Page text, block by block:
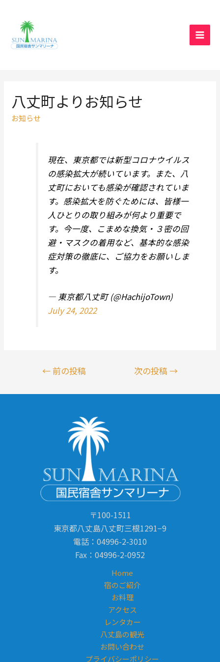
八丈町よりお知らせ
お知らせ
現在、東京都では新型コロナウイルス
の感染拡大が続いています。また、八
丈町においても感染が確認されていま
す。感染拡大を防ぐためには、皆様一
人ひとりの取り組みが何より重要で
す。今一度、こまめな換気・３密の回
避・マスクの着用など、基本的な感染
症対策の徹底に、ご協力をお願いしま
す。
— 東京都八丈町 (@HachijoTown)
July 24, 2022
←前の投稿 次の投稿→
〒100-1511
東京都八丈島八丈町三根1291−9
電話：04996-2-3010
Fax：04996-2-0952
Home
宿のご紹介
お料理
アクセス
レンタカー
八丈島の観光
お問い合わせ
プライバシーポリシー